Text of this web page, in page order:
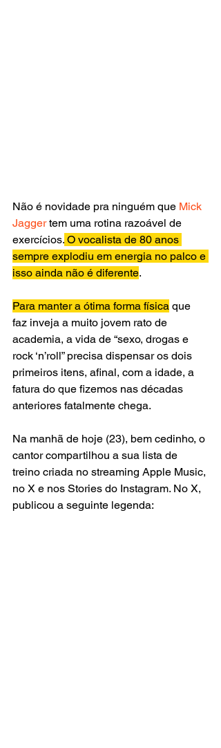
Não é novidade pra ninguém que Mick
Jagger tem uma rotina razoável de
exercícios. O vocalista de 80 anos
sempre explodiu em energia no palco e
isso ainda não é diferente.
Para manter a ótima forma física que
faz inveja a muito jovem rato de
academia, a vida de “sexo, drogas e
rock ‘n’roll” precisa dispensar os dois
primeiros itens, afinal, com a idade, a
fatura do que fizemos nas décadas
anteriores fatalmente chega.
Na manhã de hoje (23), bem cedinho, o
cantor compartilhou a sua lista de
treino criada no streaming Apple Music,
no X e nos Stories do Instagram. No X,
publicou a seguinte legenda: